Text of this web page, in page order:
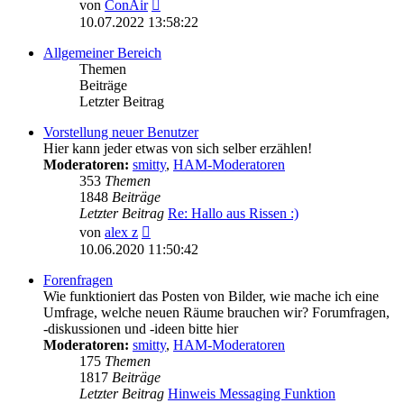
von ConAir
Beitrag
10.07.2022 13:58:22
Allgemeiner Bereich
Themen
Beiträge
Letzter Beitrag
Vorstellung neuer Benutzer
Hier kann jeder etwas von sich selber erzählen!
Moderatoren: smitty, HAM-Moderatoren
353 Themen
1848 Beiträge
Letzter Beitrag Re: Hallo aus Rissen :)
von alex z
Beitrag
10.06.2020 11:50:42
Forenfragen
Wie funktioniert das Posten von Bilder, wie mache ich eine
Umfrage, welche neuen Räume brauchen wir? Forumfragen,
-diskussionen und -ideen bitte hier
Moderatoren: smitty, HAM-Moderatoren
175 Themen
1817 Beiträge
Letzter Beitrag Hinweis Messaging Funktion